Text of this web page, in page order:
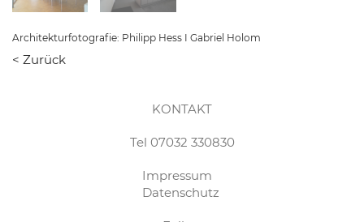
Architekturfotografie: Philipp Hess I Gabriel Holom
< Zurück
KONTAKT
Tel 07032 330830
Impressum
Datenschutz